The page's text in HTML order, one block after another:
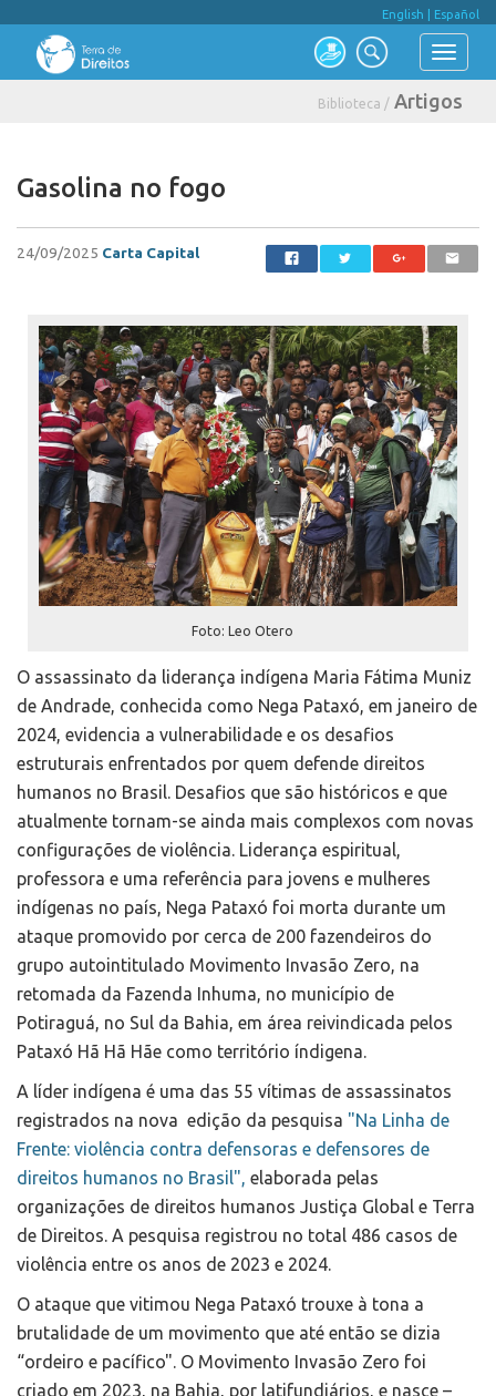
English Español
Biblioteca / Artigos
Gasolina no fogo
24/09/2025 Carta Capital
Foto: Leo Otero
O assassinato da liderança indígena Maria Fátima Muniz
de Andrade, conhecida como Nega Pataxó, em janeiro de
2024, evidencia a vulnerabilidade e os desafios
estruturais enfrentados por quem defende direitos
humanos no Brasil. Desafios que são históricos e que
atualmente tornam-se ainda mais complexos com novas
configurações de violência. Liderança espiritual,
professora e uma referência para jovens e mulheres
indígenas no país, Nega Pataxó foi morta durante um
ataque promovido por cerca de 200 fazendeiros do
grupo autointitulado Movimento Invasão Zero, na
retomada da Fazenda Inhuma, no município de
Potiraguá, no Sul da Bahia, em área reivindicada pelos
Pataxó Hã Hã Hãe como território índigena.
A líder indígena é uma das 55 vítimas de assassinatos
registrados na nova edição da pesquisa "Na Linha de
Frente: violência contra defensoras e defensores de
direitos humanos no Brasil", elaborada pelas
organizações de direitos humanos Justiça Global e Terra
de Direitos. A pesquisa registrou no total 486 casos de
violência entre os anos de 2023 e 2024.
O ataque que vitimou Nega Pataxó trouxe à tona a
brutalidade de um movimento que até então se dizia
“ordeiro e pacífico". O Movimento Invasão Zero foi
criado em 2023, na Bahia, por latifundiários, e nasce –